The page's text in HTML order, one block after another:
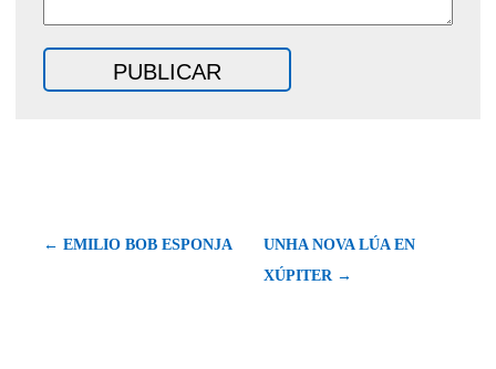
← EMILIO BOB ESPONJA
UNHA NOVA LÚA EN
XÚPITER →